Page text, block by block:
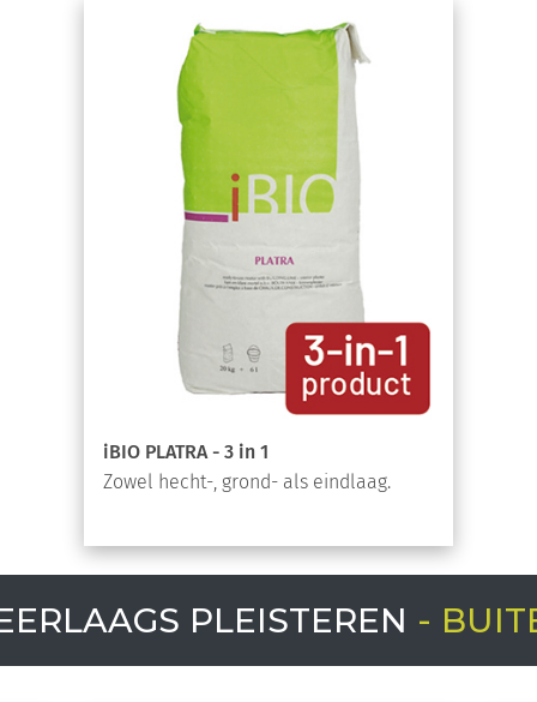
iBIO PLATRA - 3 in 1
Zowel hecht-, grond- als eindlaag.
PLEISTEREN -